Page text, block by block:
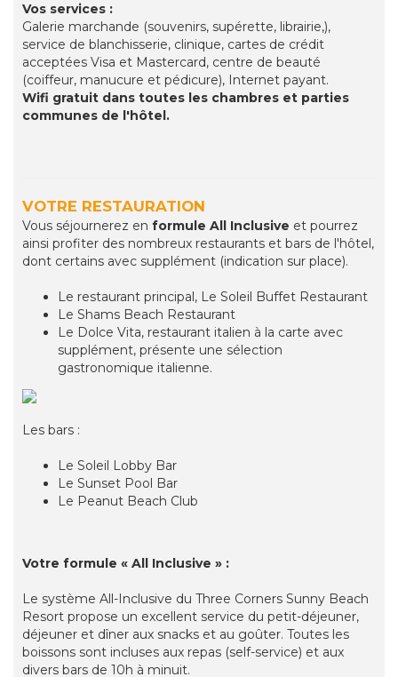
Vos services :
Galerie marchande (souvenirs, supérette, librairie,),
service de blanchisserie, clinique, cartes de crédit
acceptées Visa et Mastercard, centre de beauté
(coiffeur, manucure et pédicure), Internet payant.
Wifi gratuit dans toutes les chambres et parties
communes de l'hôtel.
VOTRE RESTAURATION
Vous séjournerez en formule All Inclusive et pourrez
ainsi profiter des nombreux restaurants et bars de l'hôtel,
dont certains avec supplément (indication sur place).
Le restaurant principal, Le Soleil Buffet Restaurant
Le Shams Beach Restaurant
Le Dolce Vita, restaurant italien à la carte avec
supplément, présente une sélection
gastronomique italienne.
Les bars :
Le Soleil Lobby Bar
Le Sunset Pool Bar
Le Peanut Beach Club
Votre formule « All Inclusive » :
Le système All-Inclusive du Three Corners Sunny Beach
Resort propose un excellent service du petit-déjeuner,
déjeuner et dîner aux snacks et au goûter. Toutes les
boissons sont incluses aux repas (self-service) et aux
divers bars de 10h à minuit.